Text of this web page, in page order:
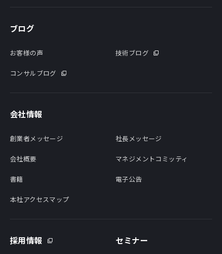
ブログ
お客様の声 技術ブログ
コンサルブログ
会社情報
創業者メッセージ 社長メッセージ
会社概要 マネジメントコミッティ
書籍 電子公告
本社アクセスマップ
採用情報
セミナー